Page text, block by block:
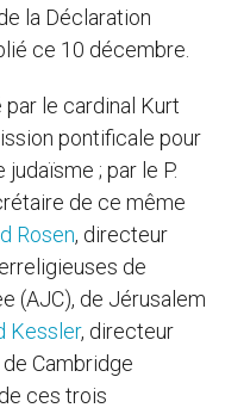
la Déclaration
ce 10 décembre.
le cardinal Kurt
pontificale pour
; par le P.
de ce même
Rosen, directeur
de
(AJC), de Jérusalem
Kessler, directeur
Cambridge
ces trois